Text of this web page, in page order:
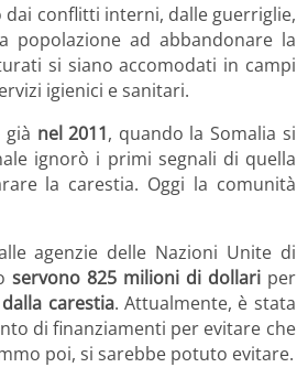
dai conflitti interni, dalle guerriglie,
ad abbandonare la
si siano accomodati in campi
igienici e sanitari.
nel 2011, quando la Somalia si
ignorò i primi segnali di quella
la carestia. Oggi la comunità
agenzie delle Nazioni Unite di
servono 825 milioni di dollariper
carestia. Attualmente, è stata
di finanziamenti per evitare che
poi, si sarebbe potuto evitare.